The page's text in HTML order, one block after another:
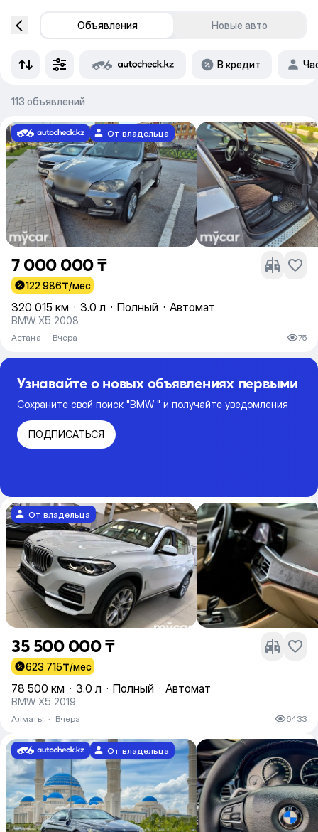
Объявления Новые авто
В кредит
113 объявлений
От владельца
7 000 000 ₸
122 986₸/мес
320 015 км · 3.0 л · Полный · Автомат
BMW X5 2008
Астана · Вчера 75
Узнавайте о новых объявлениях первыми
Сохраните свой поиск "BMW " и получайте уведомления
ПОДПИСАТЬСЯ
От владельца
35 500 000 ₸
623 715₸/мес
78 500 км · 3.0 л · Полный · Автомат
BMW X5 2019
Алматы · Вчера 6433
От владельца